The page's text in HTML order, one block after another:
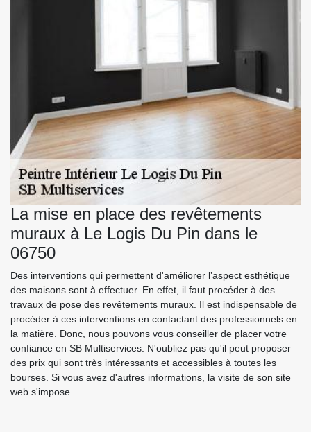
La mise en place des revêtements
muraux à Le Logis Du Pin dans le
06750
Des interventions qui permettent d'améliorer l’aspect esthétique
des maisons sont à effectuer. En effet, il faut procéder à des
travaux de pose des revêtements muraux. Il est indispensable de
procéder à ces interventions en contactant des professionnels en
la matière. Donc, nous pouvons vous conseiller de placer votre
confiance en SB Multiservices. N'oubliez pas qu'il peut proposer
des prix qui sont très intéressants et accessibles à toutes les
bourses. Si vous avez d'autres informations, la visite de son site
web s'impose.